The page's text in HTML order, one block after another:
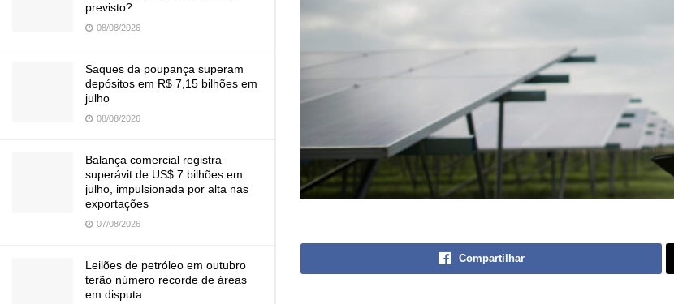
previsto?
08/08/2026
Saques da poupança superam
depósitos em R$ 7,15 bilhões em
julho
08/08/2026
Balança comercial registra
superávit de US$ 7 bilhões em
julho, impulsionada por alta nas
exportações
07/08/2026
Leilões de petróleo em outubro
terão número recorde de áreas
em disputa
Compartilhar